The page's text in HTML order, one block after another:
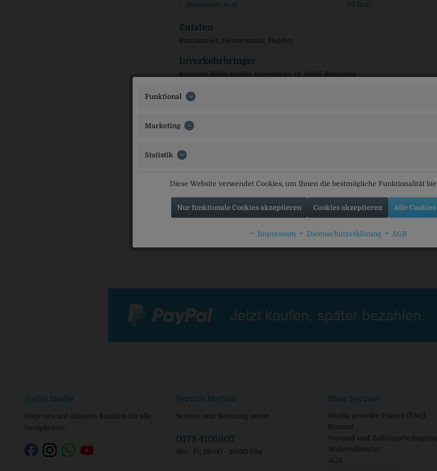
Brennwert kcal 40 kcal
Zutaten
Brauwasser, Gerstenmalz, Hopfen
Inverkehrbringer
Brauerei Röhrl GmbH, Heerstraße 13, 94315 Straubing
Wildbräu Helles Schneider's Helles Landbier
Allgäuer
Social Media
Folgt uns auf unseren Kanälen für alle
Neuigkeiten:
Service Hotline
Service und Beratung unter:
0173 4101607
Mo - Fr, 09:00 - 20:00 Uhr
Shop Service
Häufig gestellte Fragen (FAQ)
Kontakt
Versand und
Widerrufsrecht
AGB
Funktional
Marketing
Statistik
Diese Website verwendet Cookies, um Ihnen die bestmögliche Funktionalität
Nur funktionale Cookies akzeptieren Cookies akzeptieren Alle
Impressum Datenschutzerklärung AGB